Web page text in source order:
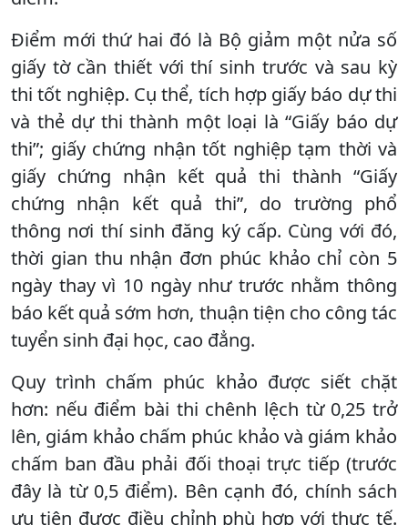
Điểm mới thứ hai đó là Bộ giảm một nửa số
giấy tờ cần thiết với thí sinh trước và sau kỳ
thi tốt nghiệp. Cụ thể, tích hợp giấy báo dự thi
và thẻ dự thi thành một loại là “Giấy báo dự
thi”; giấy chứng nhận tốt nghiệp tạm thời và
giấy chứng nhận kết quả thi thành “Giấy
chứng nhận kết quả thi”, do trường phổ
thông nơi thí sinh đăng ký cấp. Cùng với đó,
thời gian thu nhận đơn phúc khảo chỉ còn 5
ngày thay vì 10 ngày như trước nhằm thông
báo kết quả sớm hơn, thuận tiện cho công tác
tuyển sinh đại học, cao đẳng.
Quy trình chấm phúc khảo được siết chặt
hơn: nếu điểm bài thi chênh lệch từ 0,25 trở
lên, giám khảo chấm phúc khảo và giám khảo
chấm ban đầu phải đối thoại trực tiếp (trước
đây là từ 0,5 điểm). Bên cạnh đó, chính sách
ưu tiên được điều chỉnh phù hợp với thực tế.